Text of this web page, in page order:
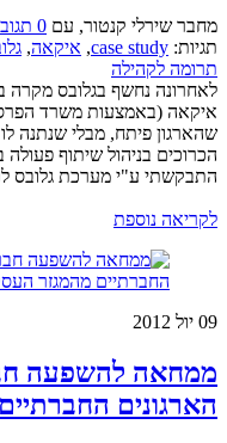
מחבר שירלי קנטור, עם 0 תגובות
תגיות: case study
, איקאה,
תרומה לקהילה
איקאה (באמצעות משרד
שהארגון פיתח, מבלי שנתנה
הכרוכים בניהול שיתוף פעולה
התבקשתי ע"י מערכת גלובס
לקריאה נוספת
09 יול 2012
ממחאה להשפעה
הארגונים